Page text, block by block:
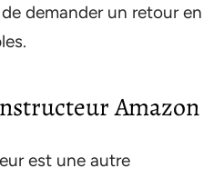
demander un retour en
Amazon
est une autre